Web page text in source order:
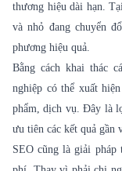
thương hiệu dài hạn.
và nhỏ đang chuyển
phương hiệu quả.
Bằng cách khai thác
nghiệp có thể xuất
phẩm, dịch vụ. Đây là
ưu tiên các kết quả gần
SEO cũng là giải pháp